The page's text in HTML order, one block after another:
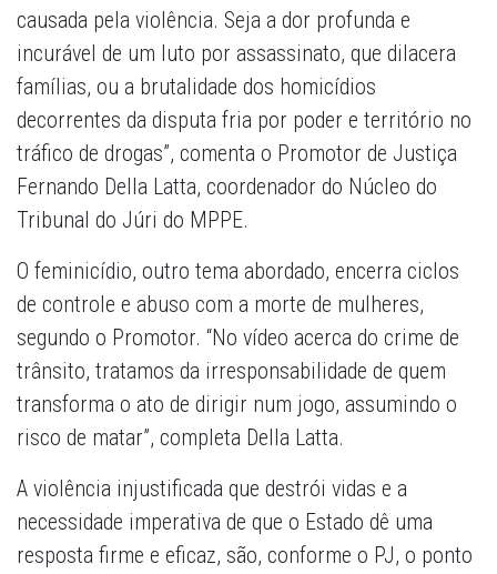
causada pela violência. Seja a dor profunda e
incurável de um luto por assassinato, que dilacera
famílias, ou a brutalidade dos homicídios
decorrentes da disputa fria por poder e território no
tráfico de drogas”, comenta o Promotor de Justiça
Fernando Della Latta, coordenador do Núcleo do
Tribunal do Júri do MPPE.
O feminicídio, outro tema abordado, encerra ciclos
de controle e abuso com a morte de mulheres,
segundo o Promotor. “No vídeo acerca do crime de
trânsito, tratamos da irresponsabilidade de quem
transforma o ato de dirigir num jogo, assumindo o
risco de matar”, completa Della Latta.
A violência injustificada que destrói vidas e a
necessidade imperativa de que o Estado dê uma
resposta firme e eficaz, são, conforme o PJ, o ponto